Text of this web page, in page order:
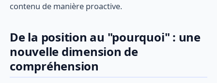
contenu de manière proactive.
De la position au "pourquoi" : une
nouvelle dimension de
compréhension